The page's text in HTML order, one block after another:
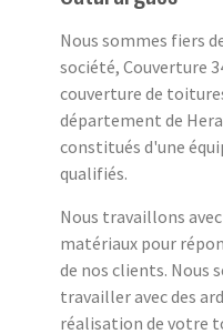
Nous sommes fiers
société, Couverture
couverture de
département de
constitués d'une
qualifiés.
Nous travaillons
matériaux pour
de nos clients. Nous
travailler avec des
réalisation de votre